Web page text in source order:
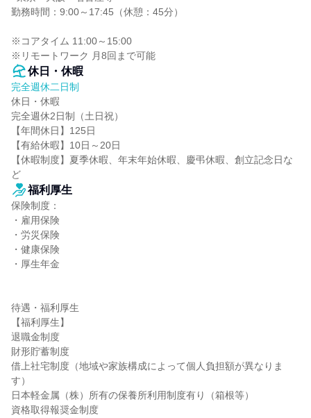
勤務時間：9:00～17:45（休憩：45分）
※コアタイム 11:00～15:00
※リモートワーク 月8回まで可能
休日・休暇
完全週休二日制
休日・休暇
完全週休2日制（土日祝）
【年間休日】125日
【有給休暇】10日～20日
【休暇制度】夏季休暇、年末年始休暇、慶弔休暇、創立記念日な
ど
福利厚生
保険制度：
・雇用保険
・労災保険
・健康保険
・厚生年金
待遇・福利厚生
【福利厚生】
退職金制度
財形貯蓄制度
借上社宅制度（地域や家族構成によって個人負担額が異なりま
す）
日本軽金属（株）所有の保養所利用制度有り（箱根等）
資格取得報奨金制度